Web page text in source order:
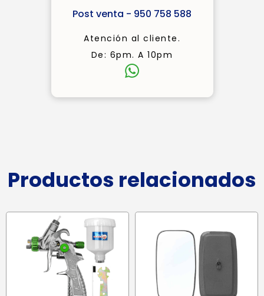
Post venta - 950 758 588
Atención al cliente.
De: 6pm. A 10pm
Productos relacionados